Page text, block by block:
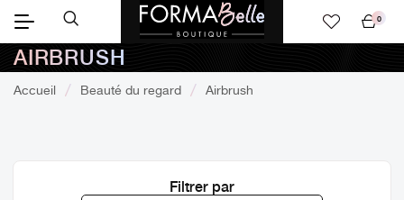
panier
0
AIRBRUSH
Accueil Beauté du regard Airbrush
Filtrer par